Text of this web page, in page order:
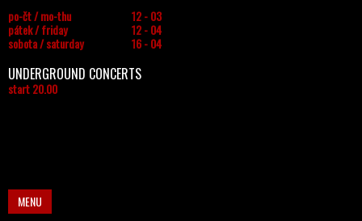
po-čt / mo-thu
12 - 03
pátek / friday
12 - 04
sobota / saturday
16 - 04
UNDERGROUND CONCERTS
start 20.00
MENU